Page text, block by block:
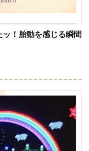
ッ！胎動を感じる瞬間